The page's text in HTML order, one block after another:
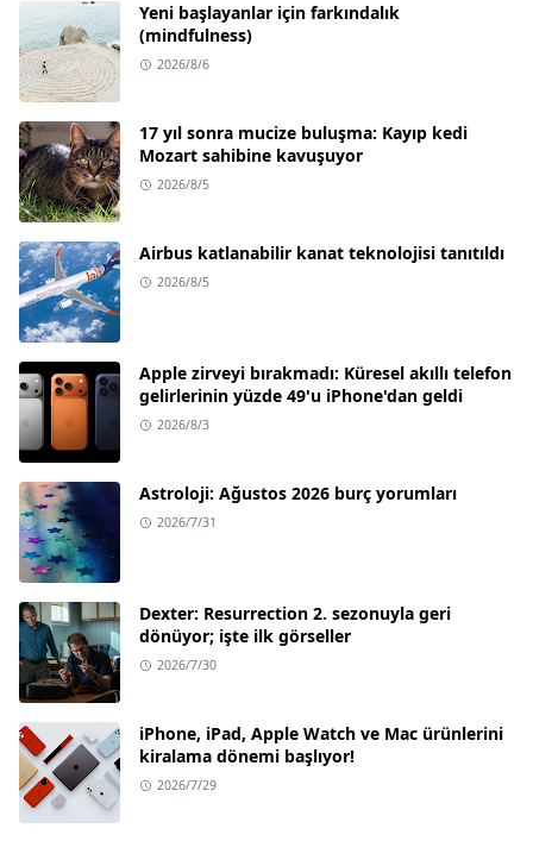
Yeni başlayanlar için farkındalık
(mindfulness)
2026/8/6
17 yıl sonra mucize buluşma: Kayıp kedi
Mozart sahibine kavuşuyor
2026/8/5
Airbus katlanabilir kanat teknolojisi tanıtıldı
2026/8/5
Apple zirveyi bırakmadı: Küresel akıllı telefon
gelirlerinin yüzde 49'u iPhone'dan geldi
2026/8/3
Astroloji: Ağustos 2026 burç yorumları
2026/7/31
Dexter: Resurrection 2. sezonuyla geri
dönüyor; işte ilk görseller
2026/7/30
iPhone, iPad, Apple Watch ve Mac ürünlerini
kiralama dönemi başlıyor!
2026/7/29